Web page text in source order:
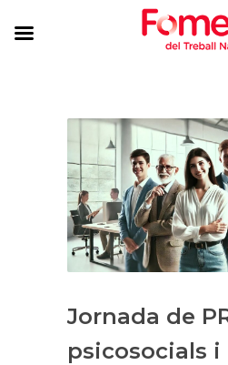
Jornada de
psicosocials i